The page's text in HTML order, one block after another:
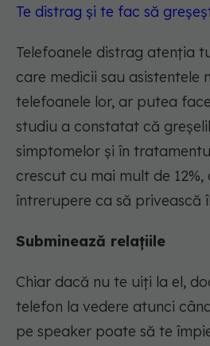
Te distrag și te fac să
Telefoanele distrag atenția
care medicii sau asistentele
telefoanele lor, ar putea
studiu a constatat că
simptomelor și în
crescut cu mai mult de 12%,
întrerupere ca să privească
Subminează relațiile
Chiar dacă nu te uiți la el,
telefon la vedere atunci
pe speaker poate să te